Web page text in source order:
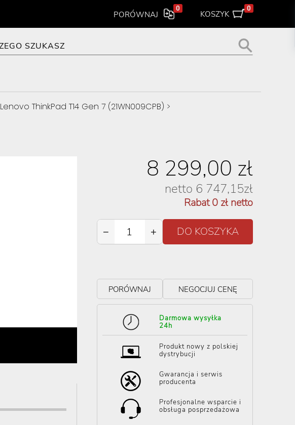
PORÓWNAJ
0
KOSZYK
0
Lenovo ThinkPad T14 Gen 7 (21WN009CPB) >
8 299,00 zł
netto 6 747,15zł
Rabat0 zł netto
− +
PORÓWNAJ NEGOCJUJ CENĘ
Darmowa wysyłka
24h
Produkt nowy z polskiej
dystrybucji
Gwarancja i serwis
producenta
Profesjonalne wsparcie i
obsługa posprzedażowa